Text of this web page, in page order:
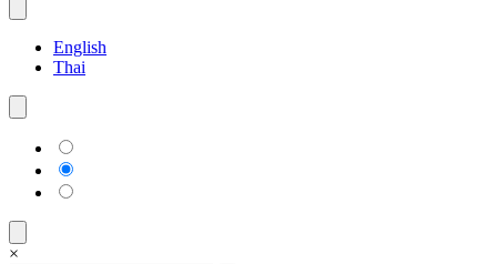
English
Thai
×